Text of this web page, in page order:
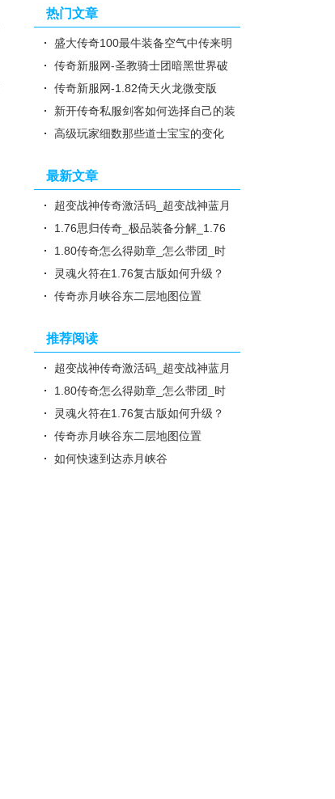
热门文章
盛大传奇100最牛装备空气中传来明
显的骨头断裂的动静
传奇新服网-圣教骑士团暗黑世界破
坏之神六职业版
传奇新服网-1.82倚天火龙微变版
新开传奇私服剑客如何选择自己的装
备
高级玩家细数那些道士宝宝的变化
最新文章
超变战神传奇激活码_超变战神蓝月
传奇_隐藏的远古神兽，你准备..
1.76思归传奇_极品装备分解_1.76
四职业刺客传奇_重温经典，尽..
1.80传奇怎么得勋章_怎么带团_时
装宠物—核心在于“击杀”与“..
灵魂火符在1.76复古版如何升级？
传奇赤月峡谷东二层地图位置
推荐阅读
超变战神传奇激活码_超变战神蓝月
传奇_隐藏的远古神兽，你准备..
1.80传奇怎么得勋章_怎么带团_时
装宠物—核心在于“击杀”与“..
灵魂火符在1.76复古版如何升级？
传奇赤月峡谷东二层地图位置
如何快速到达赤月峡谷